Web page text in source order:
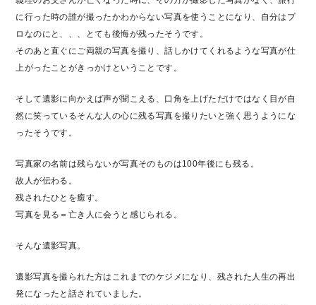
に行った時の誰が撮ったかわからない写真を使うことになり、自分はプ
ロなのにと、、、とても後悔が残ったそうです。
そのあと直ぐにご両親の写真を撮り、話しかけてくれるような写真が仕
上がったことがきっかけということです。
そして遺影に向かえば声が聞こえる、口角を上げただけではなく目が自
然に笑っているそんな人の心に残る写真を撮りたいと強く思うようにな
ったそうです。
写真家の名前は残らないが写真そのものは100年後にも残る。
故人が伝わる。
残されたひとを癒す。
写真を見る＝亡き人に会うと感じられる。
そんな遺影写真。
遺影写真を撮られた方はこれまでのケジメになり、残された人生の再出
発になったと話されていました。